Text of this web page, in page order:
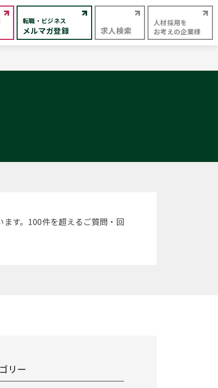
転職・ビジネス
メルマガ登録 求人検索
人材採用を
お考えの企業様
す。100件を超えるご質問・回
リー